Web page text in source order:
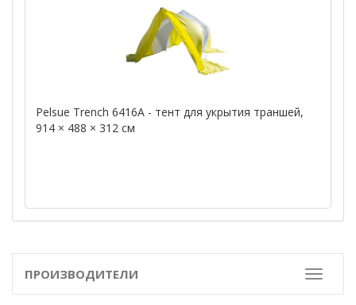
Pelsue Trench 6416A - тент для укрытия траншей,
914 × 488 × 312 см
Toggle
ПРОИЗВОДИТЕЛИ